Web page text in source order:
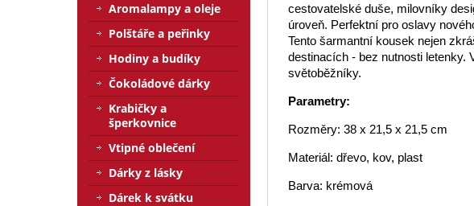
cestovatelské duše, milovníky
úroveň. Perfektní pro oslavy
Tento šarmantní kousek nejen
destinacích - bez nutnosti letenky.
světoběžníky.
Parametry:
Rozměry: 38 x 21,5 x 21,5 cm
Materiál: dřevo, kov, plast
Barva: krémová
Aromalampy a oleje
Polštáře a peřinky
Hodiny a budíky
Čokoládové dárky
Krabičky a
šperkovnice
Vtipné oblečení
Dárky z lásky
Dárek k svátku